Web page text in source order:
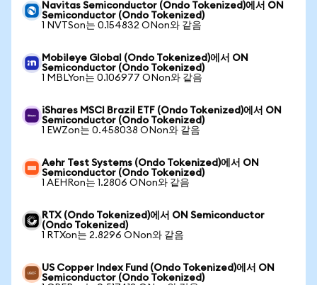
Navitas Semiconductor (Ondo Tokenized)에서 ON
Semiconductor (Ondo Tokenized)
1 NVTSon는 0.154832 ONon와 같음
Mobileye Global (Ondo Tokenized)에서 ON
Semiconductor (Ondo Tokenized)
1 MBLYon는 0.106977 ONon와 같음
iShares MSCI Brazil ETF (Ondo Tokenized)에서 ON
Semiconductor (Ondo Tokenized)
1 EWZon는 0.458038 ONon와 같음
Aehr Test Systems (Ondo Tokenized)에서 ON
Semiconductor (Ondo Tokenized)
1 AEHRon는 1.2806 ONon와 같음
RTX (Ondo Tokenized)에서 ON Semiconductor
(Ondo Tokenized)
1 RTXon는 2.8296 ONon와 같음
US Copper Index Fund (Ondo Tokenized)에서 ON
Semiconductor (Ondo Tokenized)